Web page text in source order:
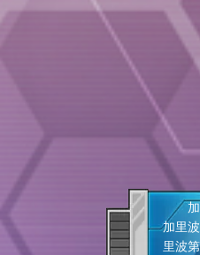
加里
加里
里波